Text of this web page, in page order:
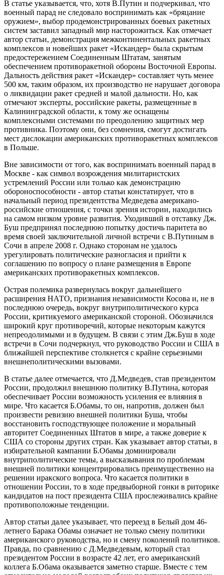
В статье указывается, что, хотя В.Путин и подчеркивал, что
военный парад не следовало воспринимать как «бряцание
оружием», выбор продемонстрированных боевых ракетных
систем заставил западный мир насторожиться. Как отмечает
автор статьи, демонстрация межконтинентальных ракетных
комплексов и новейших ракет «Искандер» была скрытым
предостережением Соединенным Штатам, занятым
обеспечением противоракетной обороны Восточной Европы.
Дальность действия ракет «Искандер» составляет чуть менее
500 км, таким образом, их производство не нарушает договора
о ликвидации ракет средней и малой дальности. Но, как
отмечают эксперты, российские ракеты, размещенные в
Калининградской области, к тому же оснащены
комплексными системами по преодолению защитных мер
противника. Поэтому они, без сомнения, смогут достигать
мест дислокации американских противоракетных комплексов
в Польше.
Вне зависимости от того, как воспринимать военный парад в
Москве - как символ возрождения милитаристских
устремлений России или только как демонстрацию
обороноспособности - автор статьи констатирует, что в
начальный период президентства Медведева американо-
российские отношения, с точки зрения истории, находились
на самом низком уровне развития. Уходивший в отставку Дж.
Буш предпринял последнюю попытку достичь паритета во
время своей заключительной личной встречи с В.Путиным в
Сочи в апреле 2008 г. Однако сторонам не удалось
урегулировать политические разногласия и прийти к
соглашению по вопросу о плане размещения в Европе
американских противоракетных комплексов.
Острая полемика развернулась вокруг дальнейшего
расширения НАТО, признания независимости Косова и, не в
последнюю очередь, вокруг внутриполитического курса
России, критикуемого американской стороной. Обозначился
широкий круг противоречий, которые некоторым кажутся
непреодолимыми и в будущем. В связи с этим Дж.Буш в ходе
встречи в Сочи подчеркнул, что руководство России и США в
ближайшей перспективе столкнется с крайне серьезными
внешнеполитическими вызовами.
В статье далее отмечается, что Д.Медведев, став президентом
России, продолжил внешнюю политику В.Путина, которая
обеспечивает России возможность усиления ее влияния в
мире. Что касается Б.Обамы, то он, напротив, должен был
произвести ревизию внешней политики Буша, чтобы
восстановить господствующее положение и моральный
авторитет Соединенных Штатов в мире, а также доверие к
США со стороны других стран. Как указывает автор статьи, в
избирательной кампании Б.Обамы доминировали
внутриполитические темы, а высказывания по проблемам
внешней политики концентрировались преимущественно на
решении иракского вопроса. Что касается политики в
отношении России, то в ходе предвыборной гонки в риторике
кандидатов на пост президента США прослеживались крайне
противоположные тенденции.
Автор статьи далее указывает, что переезд в Белый дом 46-
летнего Барака Обамы означает не только смену политики
американского руководства, но и смену поколений политиков.
Правда, по сравнению с Д.Медведевым, который стал
президентом России в возрасте 42 лет, его американский
коллега Б.Обама оказывается заметно старше. Вместе с тем